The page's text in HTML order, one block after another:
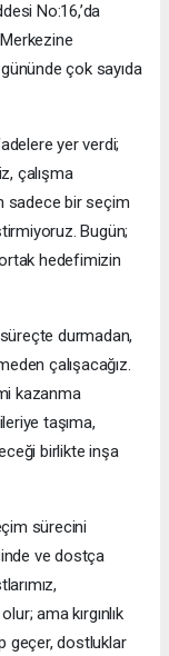
No:16,’da
çok sayıda
yer verdi;
çalışma
sadece bir seçim
Bugün;
hedefimizin
durmadan,
çalışacağız.
kazanma
taşıma,
birlikte inşa
sürecini
ve dostça
ama kırgınlık
geçer, dostluklar